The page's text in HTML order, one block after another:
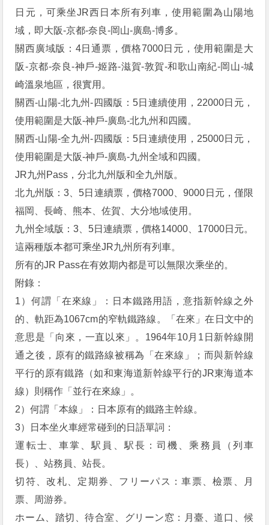
日元，可乘坐JR西日本所有列車，使用範圍為山陽地
域，即大阪-京都-奈良-岡山-廣島-博多。
關西廣域版：4日通票，價格7000日元，使用範圍是大
阪-京都-奈良-神戶-姬路-滋賀-敦賀-和歌山南紀-岡山-城
崎溫泉地區，很實用。
關西-山陽-北九州-四國版：5日連續使用，22000日元，
使用範圍是大阪-神戶-廣島-北九州和四國。
關西-山陽-全九州-四國版：5日連續使用，25000日元，
使用範圍是大阪-神戶-廣島-九州全域和四國。
JR九州Pass，分北九州版和全九州版。
北九州版：3、5日連續票，價格7000、9000日元，僅限
福岡、長崎、熊本、佐賀、大分地域使用。
九州全域版：3、5日連續票，價格14000、17000日元。
這兩種版本都可乘坐JR九州所有列車。
所有的JR Pass在有效期內都是可以無限次乘坐的。
附錄：
1）何謂「在來線」：日本鐵路用語，意指新幹線之外
的、軌距為1067cm的窄軌鐵路線。「在來」在日文中的
意思是「向來，一直以來」。1964年10月1日新幹線開
通之後，原有的鐵路線被稱為「在來線」；而與新幹線
平行的原有鐵路（如和東海道新幹線平行的JR東海道本
線）則稱作「並行在來線」。
2）何謂「本線」：日本原有的鐵路主幹線。
3）日本坐火車經常碰到的日語單詞：
運転士、車掌、駅員、駅長：司機、乘務員（列車
長）、站務員、站長。
切符、改札、定期券、フリーパス：車票、檢票、月
票、周游券。
ホーム、踏切、待合室、グリーン窓：月臺、道口、候